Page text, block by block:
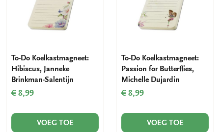
To-Do Koelkastmagneet:
Hibiscus, Janneke
Brinkman-Salentijn
€ 8,99
VOEG TOE
To-Do Koelkastmagneet:
Passion for Butterflies,
Michelle Dujardin
€ 8,99
VOEG TOE